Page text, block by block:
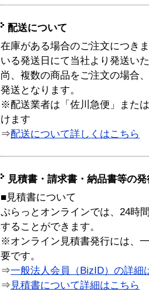
配送について
在庫がある場合のご注文につき
いる発送日にて当社より発送い
尚、複数の商品をご注文の場合
発送となります。
※配送業者は「佐川急便」また
けます
⇒配送について詳しくはこちら
見積書・請求書・納品書等の
■見積書について
ぷらっとオンラインでは、24時
することができます。
※オンライン見積書発行には、
要です。
⇒一般法人会員（BizID）の詳細
⇒ 見積書について詳細はこちら